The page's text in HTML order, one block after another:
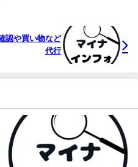
認や買い物など
代行